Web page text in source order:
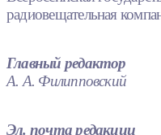
радиовещательная
Главный редактор
А. А. Филипповский
Эл. почта редакции